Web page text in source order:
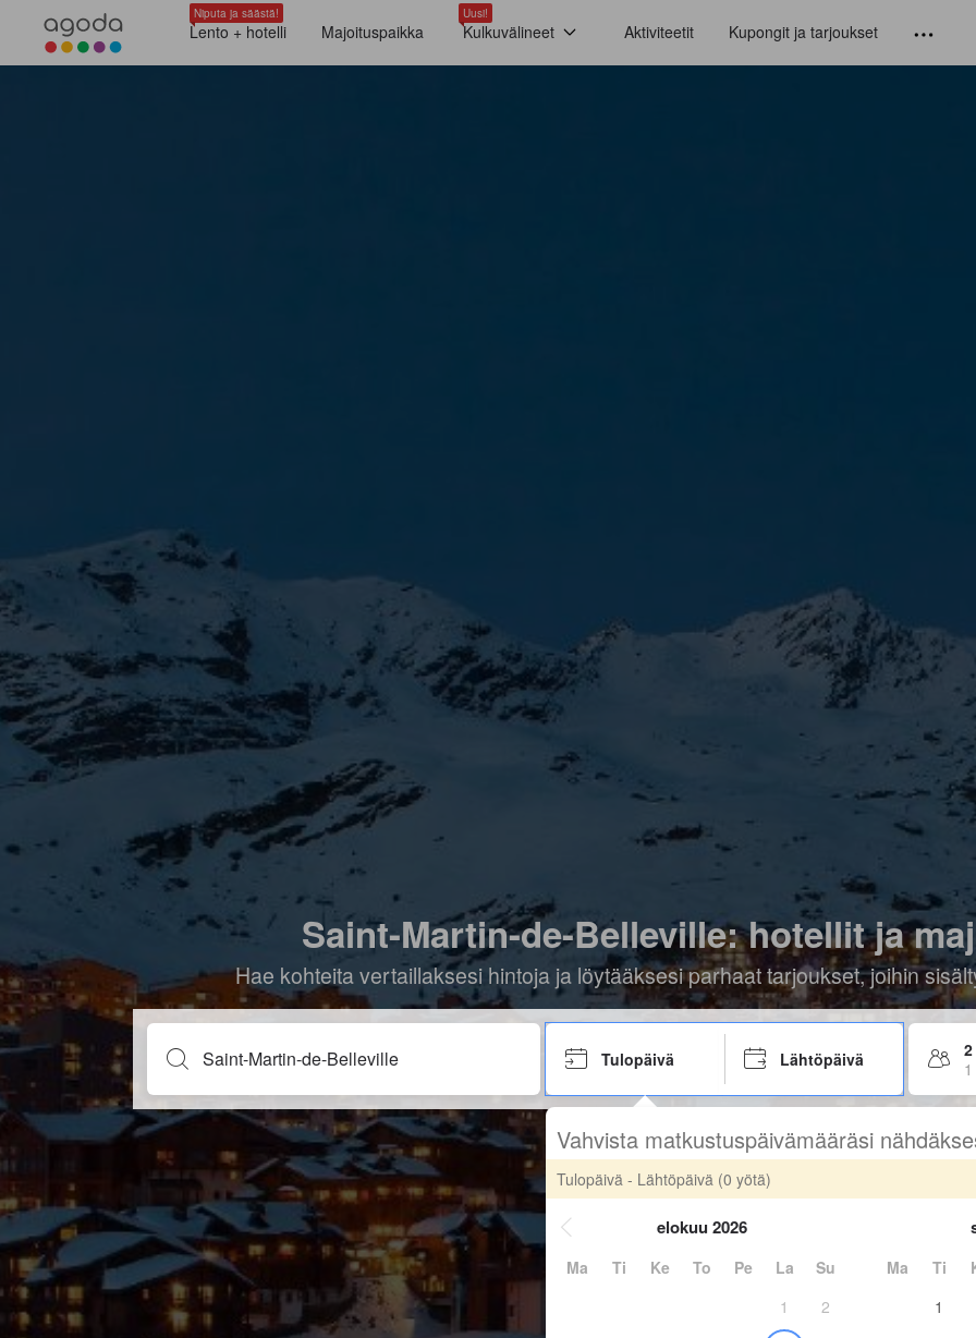
Niputa ja säästä!
Lento + hotelli Majoituspaikka
Uusi!
Kulkuvälineet Aktiviteetit Kupongit ja tarjoukset
Saint-Martin-de-Belleville: hotellit ja
Hae kohteita vertaillaksesi hintoja ja löytääksesi parhaat tarjoukset, joihin
Tulopäivä Lähtöpäivä
Vahvista matkustuspäivämääräsi
Tulopäivä - Lähtöpäivä (0 yötä)
elokuu 2026
Ma Ti Ke To Pe La
Su
1
2
Ma Ti
1